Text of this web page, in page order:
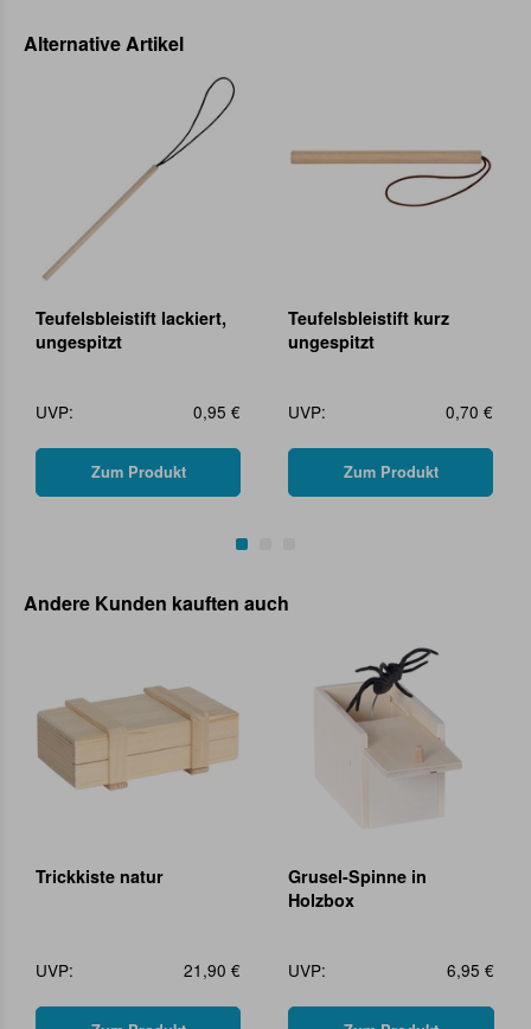
Alternative Artikel
Teufelsbleistift lackiert,
ungespitzt
UVP: 0,95 €
Zum Produkt
Teufelsbleistift kurz
ungespitzt
UVP: 0,70 €
Zum Produkt
Andere Kunden kauften auch
Trickkiste natur
UVP: 21,90 €
Grusel-Spinne in
Holzbox
UVP: 6,95 €